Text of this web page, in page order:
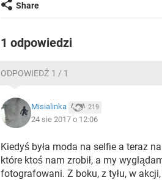
Share
1 odpowiedzi
ODPOWIEDŹ 1 / 1
Misialinka 219
24 sie 2017 o 12:06
Kiedyś była moda na selfie a teraz na
które ktoś nam zrobił, a my
fotografowani. Z boku, z tyłu, w